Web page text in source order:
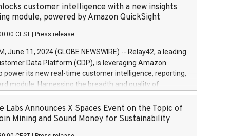
June
is predefined at 99,594. Expected settlement date is
Covered bonds issued by Landsbankinn are rated A+
the auction. For further information, please call
or email verdbrefamidlun@landsbankinn.is.
customer intelligence with a new insights
module, powered by Amazon QuickSight
CEST Press release
June 11, 2024 (GLOBE NEWSWIRE) -- Relay42, a leading
Data Platform (CDP), is leveraging Amazon
power its new real-time customer intelligence, reporting,
module. Harnessing the breadth and quality of
the new Insights module empowers marketing teams
customer behaviors and gain invaluable insights into
of their marketing programs across all online, offline,
Labs Announces X Spaces Event on the Topic of
Mining and Sound Money for Sustainability